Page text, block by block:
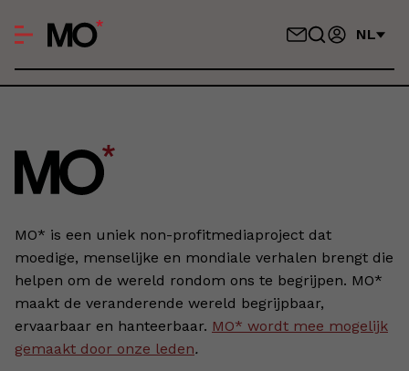
NL
MO* is een uniek non-profitmediaproject dat
moedige, menselijke en mondiale verhalen brengt die
helpen om de wereld rondom ons te begrijpen. MO*
maakt de veranderende wereld begrijpbaar,
ervaarbaar en hanteerbaar. MO* wordt mee mogelijk
gemaakt door onze leden.